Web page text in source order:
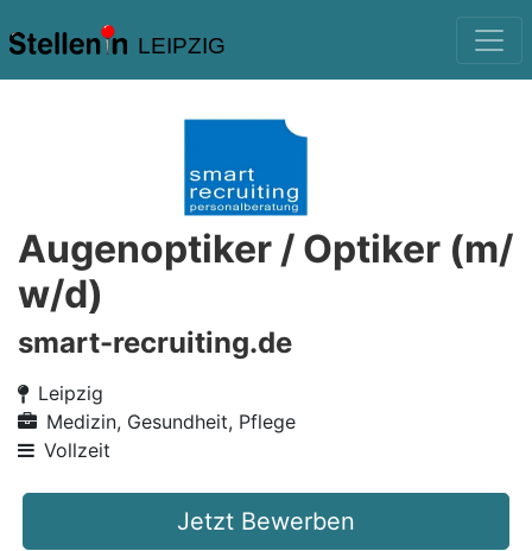
LEIPZIG
Augenoptiker / Optiker (m/
w/d)
smart-recruiting.de
Leipzig
Medizin, Gesundheit, Pflege
Vollzeit
Jetzt Bewerben